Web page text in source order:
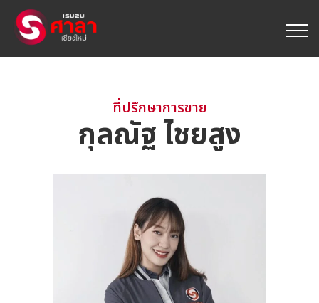
ที่ปรึกษาการขาย
กุลณัฐ ไชยสูง